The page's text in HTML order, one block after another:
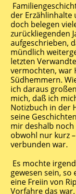
der Erzählinhalte
doch belegen
zurückliegenden
aufgeschrieben,
mündlich
letzten
vermochten, war
Südhemmern.
ich daraus
mich, daß ich
Notizbuch in der
seine
mir deshalb
obwohl nur kurz
verbunden war.
Es mochte
gewesen sein,
eine Freiin von
Vorfahre das